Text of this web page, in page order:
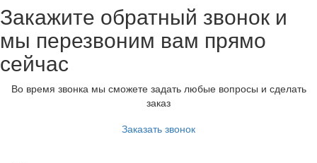
Закажите обратный звонок и
мы перезвоним вам прямо
сейчас
Во время звонка мы сможете задать любые вопросы и сделать
заказ
Заказать звонок